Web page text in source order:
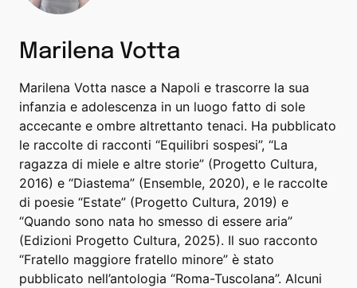
Marilena Votta
Marilena Votta nasce a Napoli e trascorre la sua
infanzia e adolescenza in un luogo fatto di sole
accecante e ombre altrettanto tenaci. Ha pubblicato
le raccolte di racconti “Equilibri sospesi”, “La
ragazza di miele e altre storie” (Progetto Cultura,
2016) e “Diastema” (Ensemble, 2020), e le raccolte
di poesie “Estate” (Progetto Cultura, 2019) e
“Quando sono nata ho smesso di essere aria”
(Edizioni Progetto Cultura, 2025). Il suo racconto
“Fratello maggiore fratello minore” è stato
pubblicato nell’antologia “Roma-Tuscolana”. Alcuni